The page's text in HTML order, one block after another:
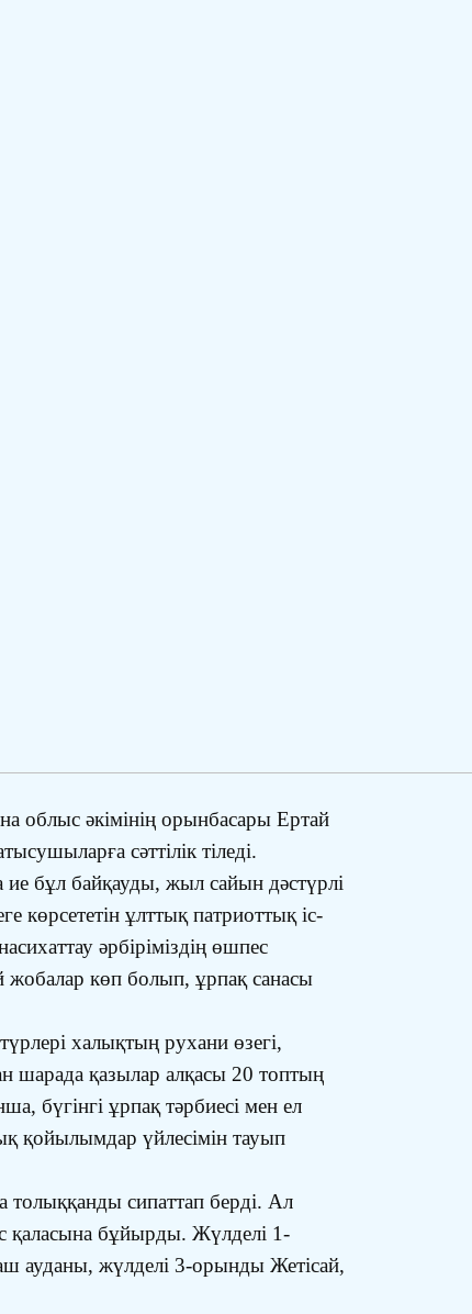
облыс әкімінің орынбасары Ертай
сәттілік тіледі.
ие бұл байқауды, жыл сайын дәстүрлі
көрсететін ұлттық патриоттық іс-
әрбіріміздің өшпес
жобалар көп болып, ұрпақ санасы
халықтың рухани өзегі,
шарада қазылар алқасы 20 топтың
бүгінгі ұрпақ тәрбиесі мен ел
қойылымдар үйлесімін тауып
толыққанды сипаттап берді. Ал
қаласына бұйырды. Жүлделі 1-
ауданы, жүлделі 3-орынды Жетісай,